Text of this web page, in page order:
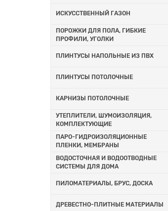
ИСКУССТВЕННЫЙ ГАЗОН
ПОРОЖКИ ДЛЯ ПОЛА, ГИБКИЕ
ПРОФИЛИ, УГОЛКИ
ПЛИНТУСЫ НАПОЛЬНЫЕ ИЗ ПВХ
ПЛИНТУСЫ ПОТОЛОЧНЫЕ
КАРНИЗЫ ПОТОЛОЧНЫЕ
УТЕПЛИТЕЛИ, ШУМОИЗОЛЯЦИЯ,
КОМПЛЕКТУЮЩИЕ
ПАРО-ГИДРОИЗОЛЯЦИОННЫЕ
ПЛЕНКИ, МЕМБРАНЫ
ВОДОСТОЧНАЯ И ВОДООТВОДНЫЕ
СИСТЕМЫ ДЛЯ ДОМА
ПИЛОМАТЕРИАЛЫ, БРУС, ДОСКА
ДРЕВЕСТНО-ПЛИТНЫЕ МАТЕРИАЛЫ